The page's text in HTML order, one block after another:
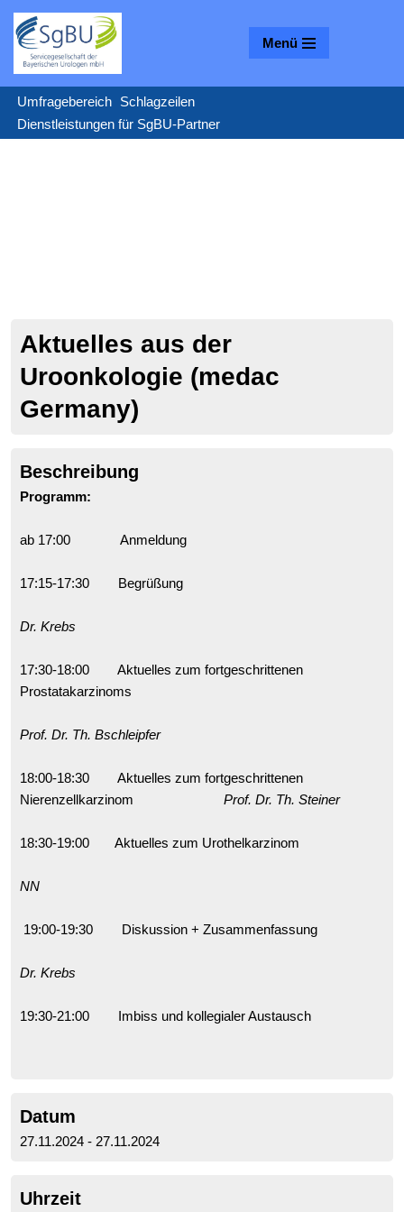
Zum
Inhalt
springen
Menü
Umfragebereich Schlagzeilen
Dienstleistungen für SgBU-Partner
Aktuelles aus der
Uroonkologie (medac
Germany)
Beschreibung
Programm:
ab 17:00 Anmeldung
17:15-17:30 Begrüßung
Dr. Krebs
17:30-18:00 Aktuelles zum fortgeschrittenen
Prostatakarzinoms
Prof. Dr. Th. Bschleipfer
18:00-18:30 Aktuelles zum fortgeschrittenen
Nierenzellkarzinom Prof. Dr. Th. Steiner
18:30-19:00 Aktuelles zum Urothelkarzinom
NN
19:00-19:30 Diskussion + Zusammenfassung
Dr. Krebs
19:30-21:00 Imbiss und kollegialer Austausch
Datum
27.11.2024 - 27.11.2024
Uhrzeit